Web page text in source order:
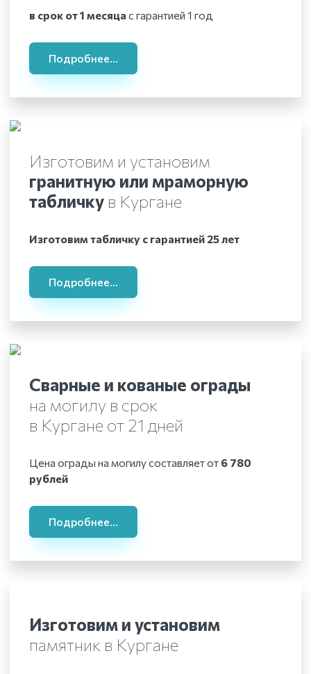
в срок от 1 месяца с гарантией 1 год
Подробнее...
Изготовим и установим
гранитную или мраморную
табличку в Кургане
Изготовим табличку с гарантией 25 лет
Подробнее...
Сварные и кованые ограды
на могилу в срок
в Кургане от 21 дней
Цена ограды на могилу составляет от 6 780
рублей
Подробнее...
Изготовим и установим
памятник в Кургане